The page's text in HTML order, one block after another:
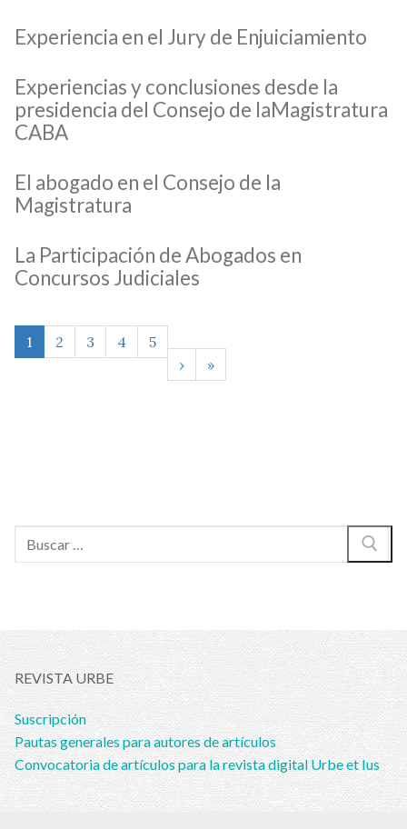
Experiencia en el Jury de Enjuiciamiento
Experiencias y conclusiones desde la
presidencia del Consejo de laMagistratura
CABA
El abogado en el Consejo de la
Magistratura
La Participación de Abogados en
Concursos Judiciales
1 2 3 4
5
›
»
REVISTA URBE
Suscripción
Pautas generales para autores de artículos
Convocatoria de artículos para la revista digital Urbe et Ius